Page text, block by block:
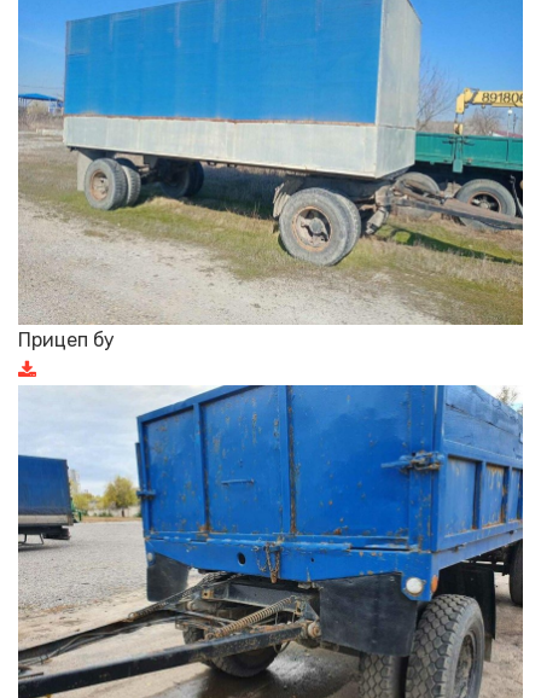
Прицеп бу